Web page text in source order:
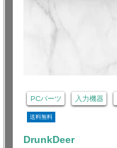
PCパーツ 入力機器
送料無料
DrunkDeer